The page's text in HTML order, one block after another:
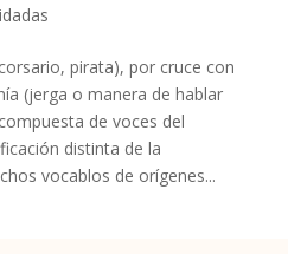
pirata), por cruce con
(jerga o manera de hablar
de voces del
distinta de la
vocablos de orígenes...